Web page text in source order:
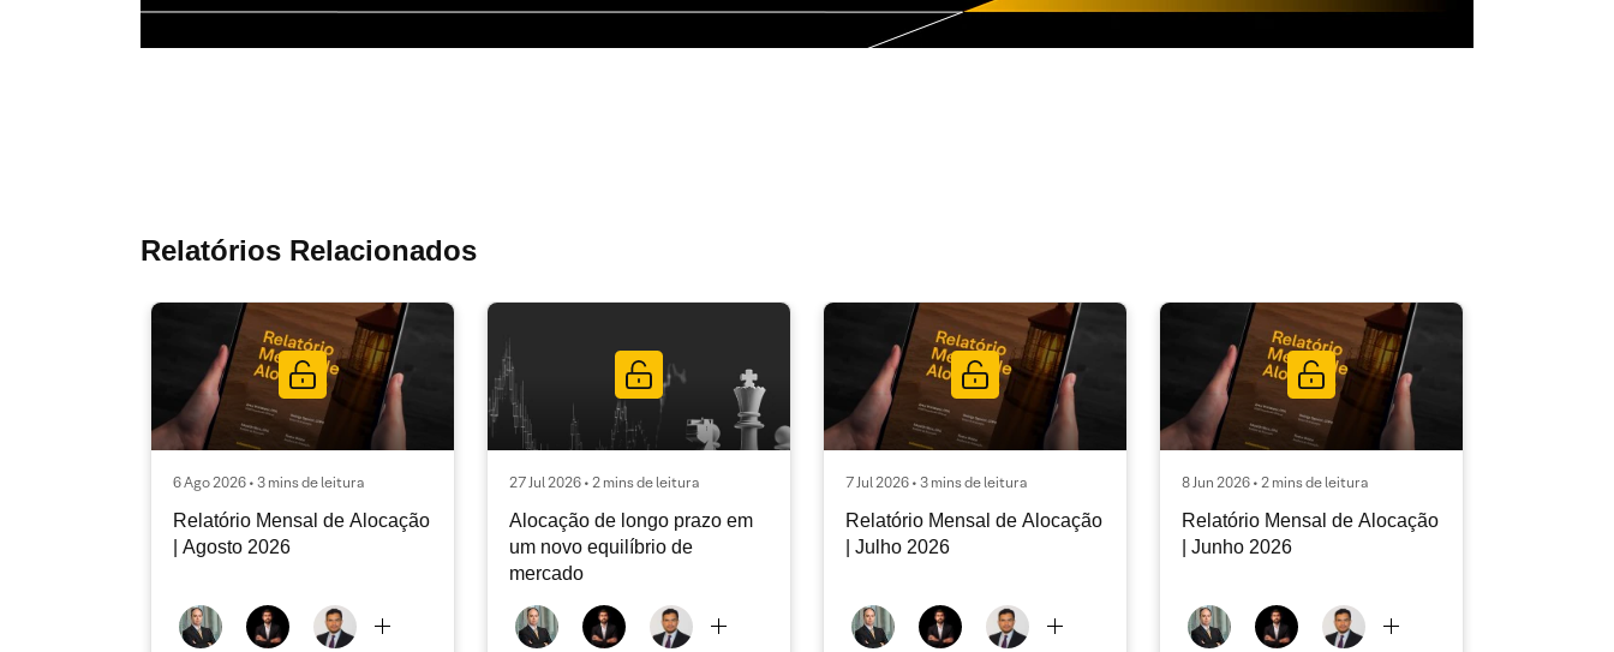
Relatórios Relacionados
6 Ago 2026 • 3 mins de leitura
Relatório Mensal de Alocação
| Agosto 2026
27 Jul 2026 • 2 mins de leitura
Alocação de longo prazo em
um novo equilíbrio de
mercado
7 Jul 2026 • 3 mins de leitura
Relatório Mensal de Alocação
| Julho 2026
8 Jun 2026 • 2 mins de leitura
Relatório Mensal de Alocação
| Junho 2026